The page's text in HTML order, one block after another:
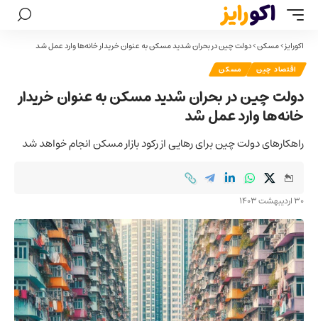
اکورایز>مسکن>دولت چین در بحران شدید مسکن به عنوان خریدار خانه‌ها وارد عمل شد
اقتصاد چین مسکن
دولت چین در بحران شدید مسکن به عنوان خریدار
خانه‌ها وارد عمل شد
راهکارهای دولت چین برای رهایی از رکود بازار مسکن انجام خواهد شد
30 اردیبهشت 1403